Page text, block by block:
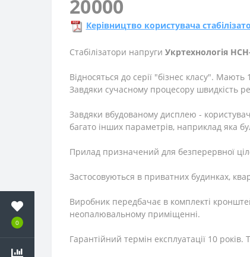
0
20000
Керівництво користувача
Стабілізатори напруги Укртехнологія
Відносяться до серії "бізнес класу".
Завдяки сучасному процесору швидкість
Завдяки вбудованому дисплею -
багато інших параметрів, наприклад яка
Прилад призначений для безперервної
Застосовуються в приватних будинках,
Виробник передбачає в комплекті
неопалювальному приміщенні.
Гарантійний термін експлуатації 10 років.